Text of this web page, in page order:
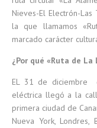
Nieves-El Electrón-
la que llamamos
marcado carácter
¿Por qué «Ruta de La
EL 31 de diciembre
eléctrica llegó a la
primera ciudad de
Nueva York,